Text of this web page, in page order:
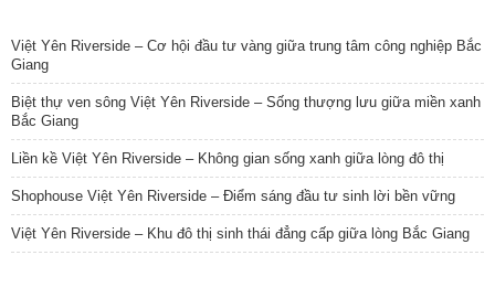
Việt Yên Riverside – Cơ hội đầu tư vàng giữa trung tâm công nghiệp Bắc
Giang
Biệt thự ven sông Việt Yên Riverside – Sống thượng lưu giữa miền xanh
Bắc Giang
Liền kề Việt Yên Riverside – Không gian sống xanh giữa lòng đô thị
Shophouse Việt Yên Riverside – Điểm sáng đầu tư sinh lời bền vững
Việt Yên Riverside – Khu đô thị sinh thái đẳng cấp giữa lòng Bắc Giang